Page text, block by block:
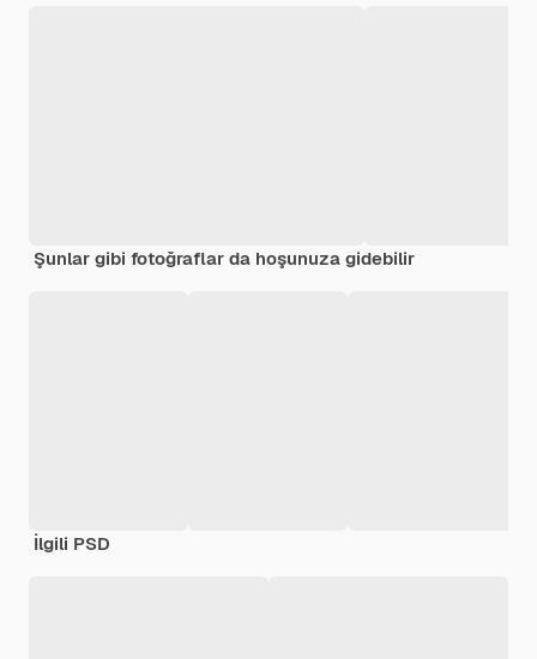
Şunlar gibi fotoğraflar da hoşunuza gidebilir
İlgili PSD